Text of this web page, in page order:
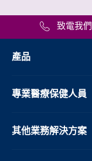
致電我們
產品
專業醫療保健人員
其他業務解決方案​